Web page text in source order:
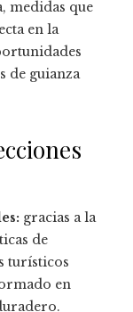
medidas que
en la
de guianza
gracias a la
de
turísticos
en